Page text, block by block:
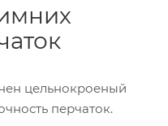
цельнокроеный
перчаток.